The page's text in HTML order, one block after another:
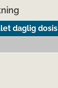
daglig dosis